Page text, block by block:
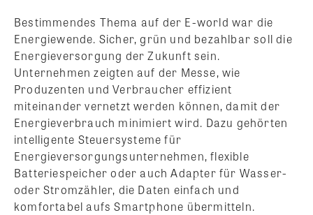
Bestimmendes Thema auf der E-world war die
Energiewende. Sicher, grün und bezahlbar soll die
Energieversorgung der Zukunft sein.
Unternehmen zeigten auf der Messe, wie
Produzenten und Verbraucher effizient
miteinander vernetzt werden können, damit der
Energieverbrauch minimiert wird. Dazu gehörten
intelligente Steuersysteme für
Energieversorgungsunternehmen, flexible
Batteriespeicher oder auch Adapter für Wasser-
oder Stromzähler, die Daten einfach und
komfortabel aufs Smartphone übermitteln.